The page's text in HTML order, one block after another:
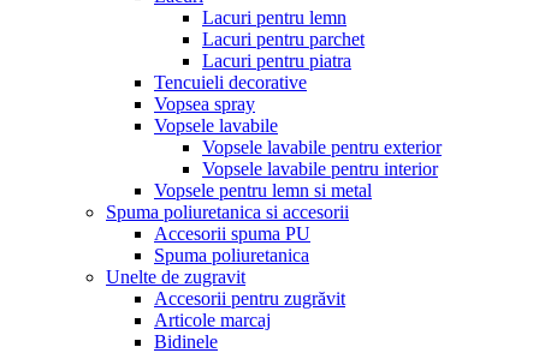
Lacuri pentru lemn
Lacuri pentru parchet
Lacuri pentru piatra
Tencuieli decorative
Vopsea spray
Vopsele lavabile
Vopsele lavabile pentru exterior
Vopsele lavabile pentru interior
Vopsele pentru lemn si metal
Spuma poliuretanica si accesorii
Accesorii spuma PU
Spuma poliuretanica
Unelte de zugravit
Accesorii pentru zugrăvit
Articole marcaj
Bidinele